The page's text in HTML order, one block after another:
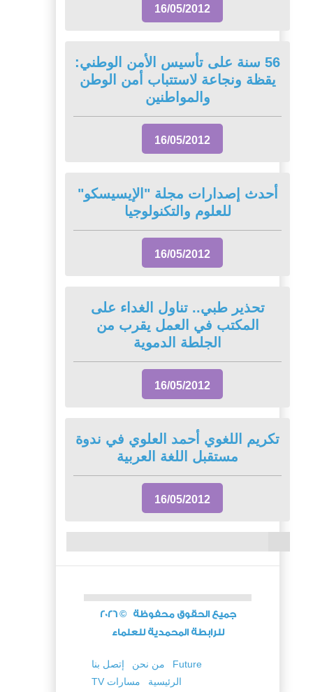
16/05/2012
56 سنة على تأسيس الأمن الوطني:
يقظة ونجاعة لاستتباب أمن الوطن
والمواطنين
16/05/2012
أحدث إصدارات مجلة "الإيسيسكو"
للعلوم والتكنولوجيا
16/05/2012
تحذير طبي.. تناول الغداء على
المكتب في العمل يقرب من
الجلطة الدموية
16/05/2012
تكريم اللغوي أحمد العلوي في ندوة
مستقبل اللغة العربية
16/05/2012
2026 © جميع الحقوق محفوظة
للرابطة المحمدية للعلماء
إتصل بنا من نحن
Future
TV مسارات
الرئيسية